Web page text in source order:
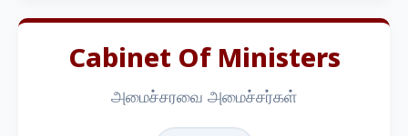
Cabinet Of Ministers
அமைச்சரவை அமைச்சர்கள்